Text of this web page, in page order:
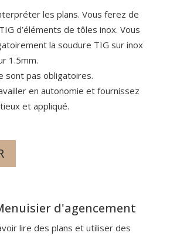
les plans. Vous ferez de
d’éléments de tôles inox. Vous
la soudure TIG sur inox
1.5mm.
sont pas obligatoires.
en autonomie et fournissez
et appliqué.
d'agencement
lire des plans et utiliser des